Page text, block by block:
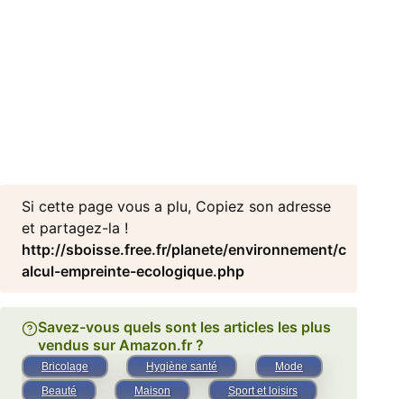
Si cette page vous a plu, Copiez son adresse
et partagez-la !
http://sboisse.free.fr/planete/environnement/c
alcul-empreinte-ecologique.php
Savez-vous quels sont les articles les plus
vendus sur Amazon.fr ?
Bricolage Hygiène santé
Mode
Beauté
Maison
Sport et loisirs